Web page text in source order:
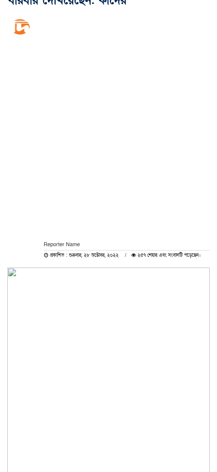
Reporter Name
প্রকাশিত : শুক্রবার, ২৮ অক্টোবর, ২০২২ ২৫৭ শেয়ার এবং সংবাদটি পড়েছেন।